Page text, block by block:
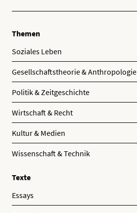
Themen
Soziales Leben
Gesellschaftstheorie & Anthropologie
Politik & Zeitgeschichte
Wirtschaft & Recht
Kultur & Medien
Wissenschaft & Technik
Texte
Essays